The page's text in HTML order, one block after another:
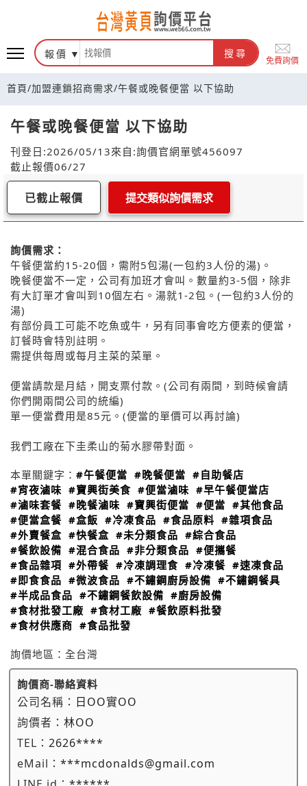
報價 搜尋
免費詢價
首頁/加盟連鎖招商需求/午餐或晚餐便當 以下協助
午餐或晚餐便當 以下協助
刊登日:2026/05/13來自:詢價官網單號456097
截止報價06/27
已截止報價 提交類似詢價需求
詢價需求：
午餐便當約15-20個，需附5包湯(一包約3人份的湯)。
晚餐便當不一定，公司有加班才會叫。數量約3-5個，除非
有大訂單才會叫到10個左右。湯就1-2包。(一包約3人份的
湯)
有部份員工可能不吃魚或牛，另有同事會吃方便素的便當，
訂餐時會特別註明。
需提供每周或每月主菜的菜單。
便當請款是月結，開支票付款。(公司有兩間，到時候會請
你們開兩間公司的統編)
單一便當費用是85元。(便當的單價可以再討論)
我們工廠在下圭柔山的菊水膠帶對面。
本單關鍵字： #午餐便當 #晚餐便當 #自助餐店
#宵夜滷味 #寶興街美食 #便當滷味 #早午餐便當店
#滷味套餐 #晚餐滷味 #寶興街便當 #便當 #其他食品
#便當盒餐 #盒飯 #冷凍食品 #食品原料 #雜項食品
#外賣餐盒 #快餐盒 #未分類食品 #綜合食品
#餐飲設備 #混合食品 #非分類食品 #便攜餐
#食品雜項 #外帶餐 #冷凍調理食 #冷凍餐 #速凍食品
#即食食品 #微波食品 #不鏽鋼廚房設備 #不鏽鋼餐具
#半成品食品 #不鏽鋼餐飲設備 #廚房設備
#食材批發工廠 #食材工廠 #餐飲原料批發
#食材供應商 #食品批發
詢價地區： 全台灣
詢價商-聯絡資料
公司名稱： 日OO實OO
詢價者： 林OO
TEL： 2626****
eMail： ***mcdonalds@gmail.com